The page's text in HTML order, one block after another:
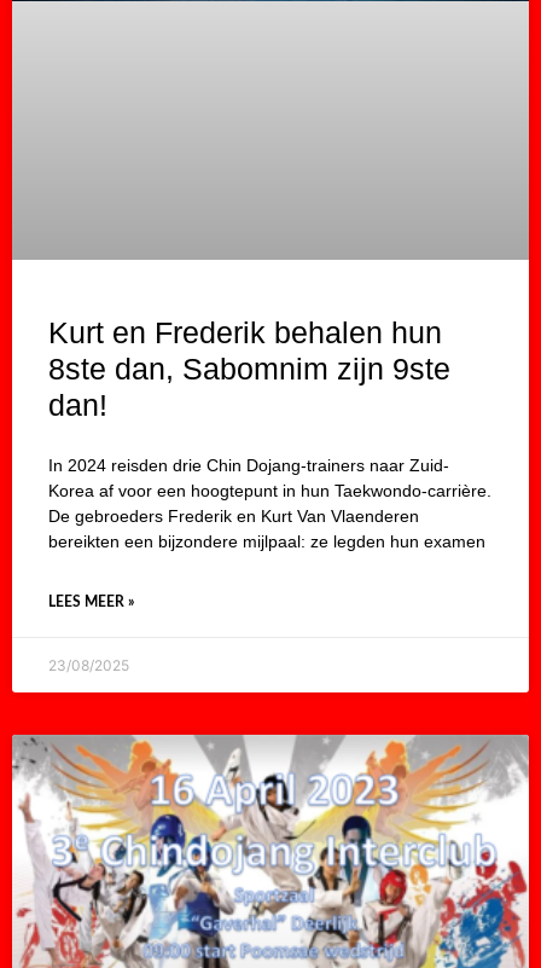
Kurt en Frederik behalen hun
8ste dan, Sabomnim zijn 9ste
dan!
In 2024 reisden drie Chin Dojang-trainers naar Zuid-
Korea af voor een hoogtepunt in hun Taekwondo-carrière.
De gebroeders Frederik en Kurt Van Vlaenderen
bereikten een bijzondere mijlpaal: ze legden hun examen
LEES MEER »
23/08/2025